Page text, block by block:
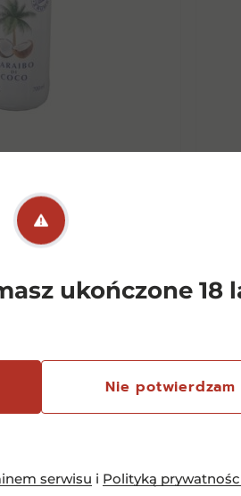
ukończone 18
Nie potwierdzam
serwisu i Polityką
15%
zł